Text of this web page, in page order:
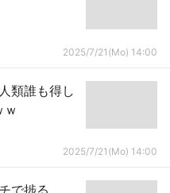
2025/7/21(Mo) 14:00
類誰も得し
2025/7/21(Mo) 14:00
で捗る